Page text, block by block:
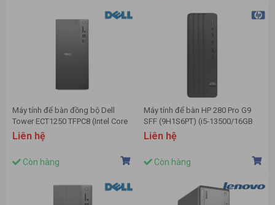
Máy tính để bàn đồng bộ Dell
Tower ECT1250 TFPC8 (Intel Core
i3-14100 | 8GB | 512GB SSD | KB
Copilot | M | Win 11SL | Pro | Đen)
Liên hệ
Còn hàng
Máy tính để bàn HP 280 Pro G9
SFF (9H1S6PT) (i5-13500/16GB
RAM/512GB
SSD/WL+BT/K+M/Win 11)
Liên hệ
Còn hàng